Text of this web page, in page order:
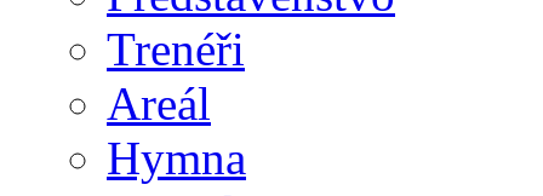
Trenéři
Areál
Hymna